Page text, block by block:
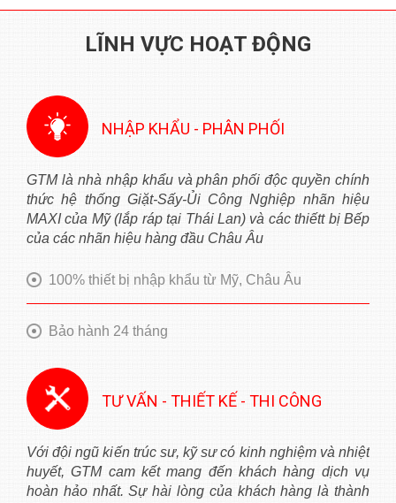
LĨNH VỰC HOẠT ĐỘNG
NHẬP KHẨU - PHÂN PHỐI
GTM là nhà nhập khẩu và phân phối độc quyền chính
thức hệ thống Giặt-Sấy-Ủi Công Nghiệp nhãn hiệu
MAXI của Mỹ (lắp ráp tại Thái Lan) và các thiếtt bị Bếp
của các nhãn hiệu hàng đầu Châu Âu
100% thiết bị nhập khẩu từ Mỹ, Châu Âu
Bảo hành 24 tháng
TƯ VẤN - THIẾT KẾ - THI CÔNG
Với đội ngũ kiến trúc sư, kỹ sư có kinh nghiệm và nhiệt
huyết, GTM cam kết mang đến khách hàng dịch vụ
hoàn hảo nhất. Sự hài lòng của khách hàng là thành